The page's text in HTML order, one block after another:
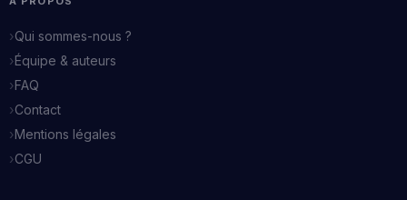
Qui sommes-nous ?
Équipe & auteurs
FAQ
Contact
Mentions légales
CGU